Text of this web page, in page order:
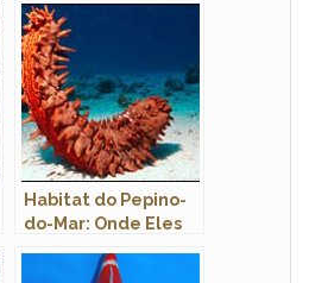
Habitat do Pepino-
do-Mar: Onde Eles